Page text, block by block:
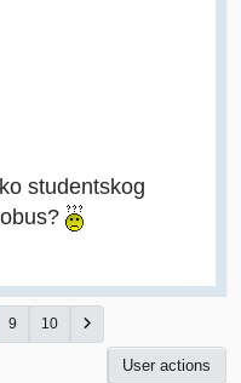
studentskog
9 10
User actions